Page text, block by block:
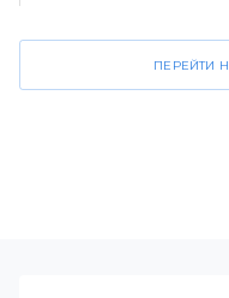
ПЕРЕЙТИ